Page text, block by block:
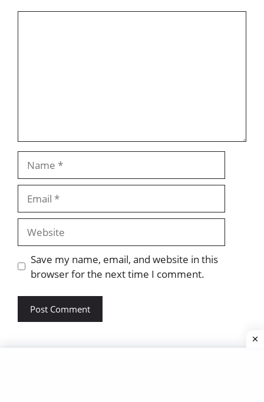
Website
Save my name, email, and website in this
browser for the next time I comment.